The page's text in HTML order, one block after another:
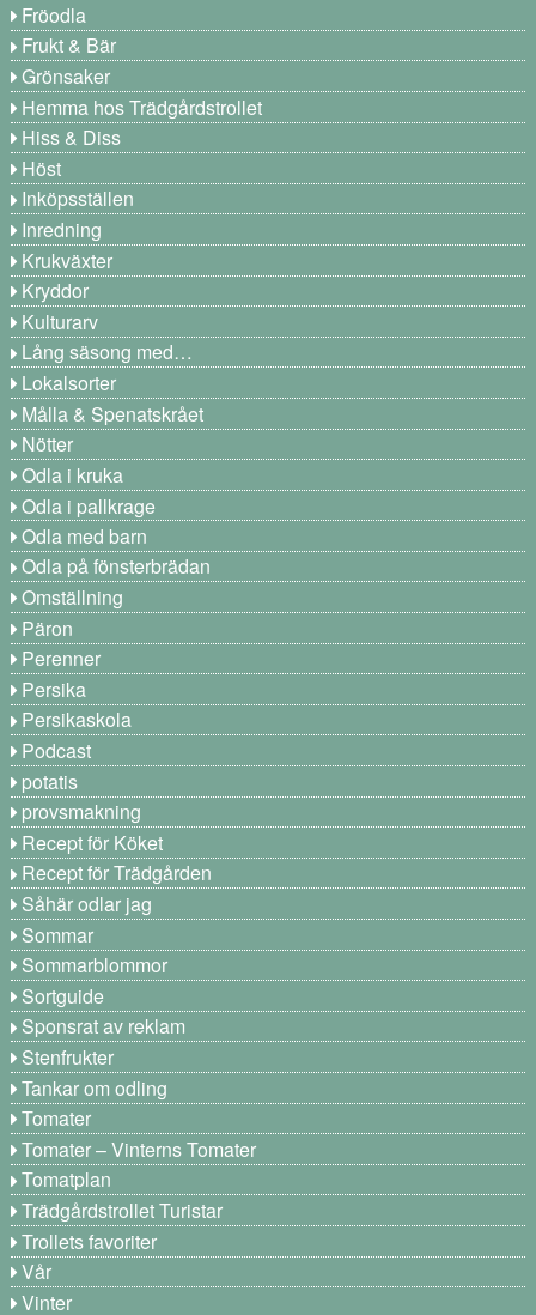
Fröodla
Frukt & Bär
Grönsaker
Hemma hos Trädgårdstrollet
Hiss & Diss
Höst
Inköpsställen
Inredning
Krukväxter
Kryddor
Kulturarv
Lång säsong med…
Lokalsorter
Målla & Spenatskrået
Nötter
Odla i kruka
Odla i pallkrage
Odla med barn
Odla på fönsterbrädan
Omställning
Päron
Perenner
Persika
Persikaskola
Podcast
potatis
provsmakning
Recept för Köket
Recept för Trädgården
Såhär odlar jag
Sommar
Sommarblommor
Sortguide
Sponsrat av reklam
Stenfrukter
Tankar om odling
Tomater
Tomater – Vinterns Tomater
Tomatplan
Trädgårdstrollet Turistar
Trollets favoriter
Vår
Vinter